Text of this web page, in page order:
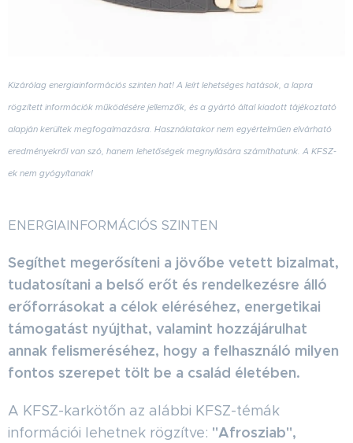
Kizárólag energiainformációs szinten hat! A leírt lehetséges hatások, a lapra
rögzített információk működésére jellemzők, és a gyártó által kiadott tájékoztató
alapján kerültek megfogalmazásra. Használatakor nem egyértelműen elvárható
eredményekről van szó, hanem lehetőségek megnyílására számíthatunk. A KFSZ-
ek nem gyógyítanak!
ENERGIAINFORMÁCIÓS SZINTEN
Segíthet megerősíteni a jövőbe vetett bizalmat,
tudatosítani a belső erőt és rendelkezésre álló
erőforrásokat a célok eléréséhez, energetikai
támogatást nyújthat, valamint hozzájárulhat
annak felismeréséhez, hogy a felhasználó milyen
fontos szerepet tölt be a család életében.
A KFSZ-karkötőn az alábbi KFSZ-témák
információi lehetnek rögzítve: "Afrosziab",